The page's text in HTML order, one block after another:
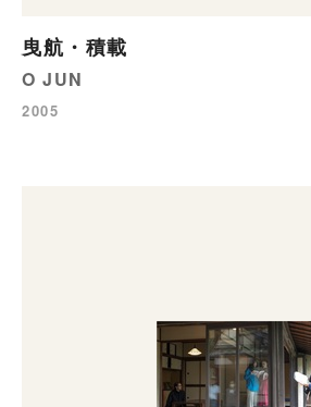
曳航・積載
O JUN
2005